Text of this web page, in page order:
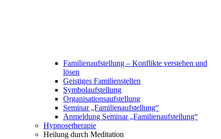
Familienaufstellung – Konflikte verstehen und
lösen
Geistiges Familienstellen
Symbolaufstellung
Organisationsaufstellung
Seminar „Familienaufstellung“
Anmeldung Seminar „Familienaufstellung“
Hypnosetherapie
Heilung durch Meditation